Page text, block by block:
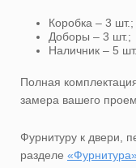
Коробка – 3 шт.;
Доборы – 3 шт.;
Наличник – 5 шт.
Полная
замера вашего
Фурнитуру к двери,
разделе